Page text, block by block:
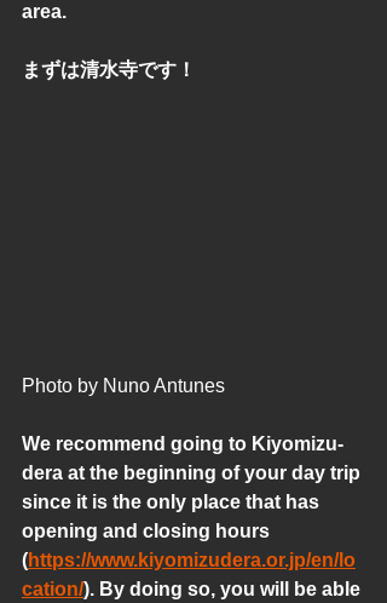
area.
まずは清水寺です！
Photo by Nuno Antunes
We recommend going to Kiyomizu-
dera at the beginning of your day trip
since it is the only place that has
opening and closing hours
(https://www.kiyomizudera.or.jp/en/lo
cation/). By doing so, you will be able